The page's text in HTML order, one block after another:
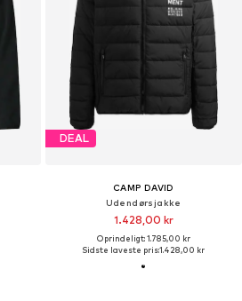
DEAL
CAMP DAVID
Udendørsjakke
1.428,00 kr
Oprindeligt: 1.785,00 kr
Sidste laveste pris:1.428,00 kr